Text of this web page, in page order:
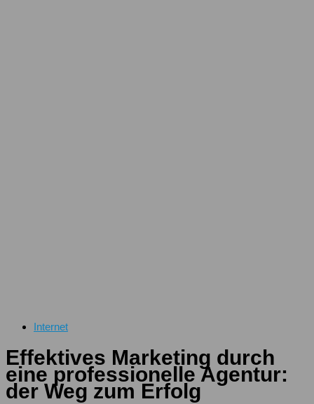
Internet
Effektives Marketing durch
eine professionelle Agentur:
der Weg zum Erfolg